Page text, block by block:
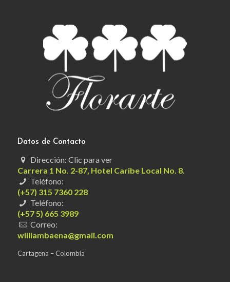
Datos de Contacto
Dirección: Clic para ver
Carrera 1 No. 2-87, Hotel Caribe Local No. 8.
Teléfono:
(+57) 315 7360 228
Teléfono:
(+57 5) 665 3989
Correo:
williambaena@gmail.com
Cartagena – Colombia